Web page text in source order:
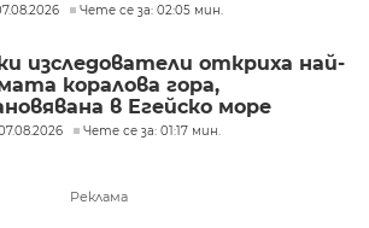
Чете се за: 02:05 мин.
изследователи откриха най-
коралова гора,
в Егейско море
Чете се за: 01:17 мин.
Реклама